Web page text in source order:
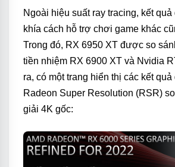
Ngoài hiệu suất ray tracing, kết
khía cách hỗ trợ chơi game khác
Trong đó, RX 6950 XT được so
tiền nhiệm RX 6900 XT và Nvidia
ra, có một trang hiển thị các kết quả
Radeon Super Resolution (RSR)
giải 4K gốc: